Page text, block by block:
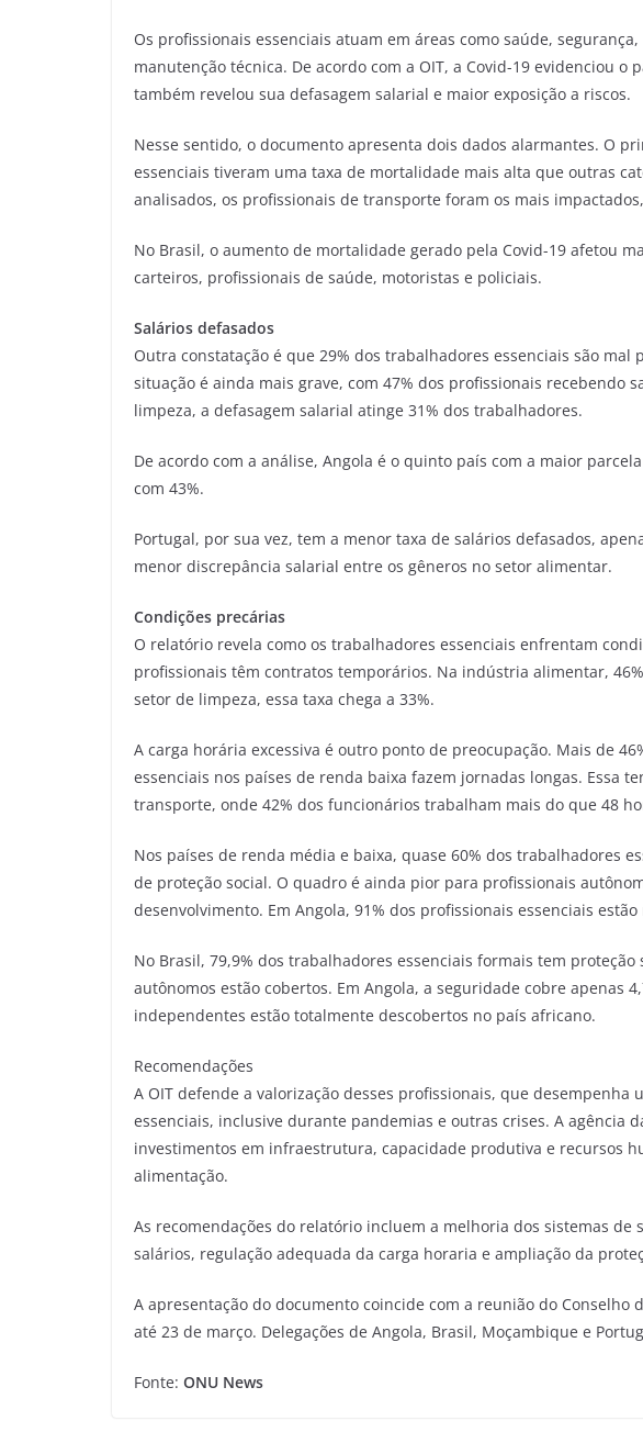
Os profissionais essenciais atuam em áreas como saúde,
manutenção técnica. De acordo com a OIT, a Covid-19 evidenciou o
também revelou sua defasagem salarial e maior exposição a riscos.
Nesse sentido, o documento apresenta dois dados alarmantes. O
essenciais tiveram uma taxa de mortalidade mais alta que outras
analisados, os profissionais de transporte foram os mais
No Brasil, o aumento de mortalidade gerado pela Covid-19 afetou
carteiros, profissionais de saúde, motoristas e policiais.
Salários defasados
Outra constatação é que 29% dos trabalhadores essenciais são mal
situação é ainda mais grave, com 47% dos profissionais recebendo
limpeza, a defasagem salarial atinge 31% dos trabalhadores.
De acordo com a análise, Angola é o quinto país com a maior
com 43%.
Portugal, por sua vez, tem a menor taxa de salários defasados,
menor discrepância salarial entre os gêneros no setor alimentar.
Condições precárias
O relatório revela como os trabalhadores essenciais enfrentam
profissionais têm contratos temporários. Na indústria alimentar,
setor de limpeza, essa taxa chega a 33%.
A carga horária excessiva é outro ponto de preocupação. Mais de
essenciais nos países de renda baixa fazem jornadas longas. Essa
transporte, onde 42% dos funcionários trabalham mais do que 48
Nos países de renda média e baixa, quase 60% dos trabalhadores
de proteção social. O quadro é ainda pior para profissionais
desenvolvimento. Em Angola, 91% dos profissionais essenciais
No Brasil, 79,9% dos trabalhadores essenciais formais tem
autônomos estão cobertos. Em Angola, a seguridade cobre apenas
independentes estão totalmente descobertos no país africano.
Recomendações
A OIT defende a valorização desses profissionais, que desempenha
essenciais, inclusive durante pandemias e outras crises. A agência
investimentos em infraestrutura, capacidade produtiva e recursos
alimentação.
As recomendações do relatório incluem a melhoria dos sistemas de
salários, regulação adequada da carga horaria e ampliação da
A apresentação do documento coincide com a reunião do Conselho
até 23 de março. Delegações de Angola, Brasil, Moçambique e
Fonte: ONU News